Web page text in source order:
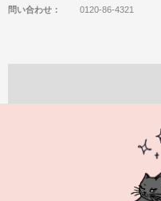
問い合わせ：
0120-86-4321